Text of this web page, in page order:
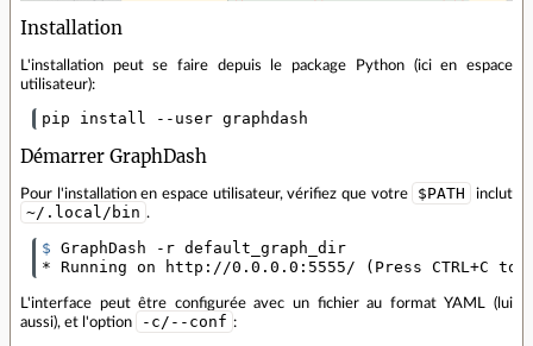
Installation
L'installation peut se faire depuis le package Python (ici en espace
utilisateur):
pip install --user graphdash
Démarrer GraphDash
Pour l'installation en espace utilisateur, vérifiez que votre $PATH inclut
~/.local/bin .
$ GraphDash -r default_graph_dir
* Running on http://0.0.0.0:5555/
( Press CTRL+C to
L'interface peut être configurée avec un fichier au format YAML (lui
aussi), et l'option
-c/--conf :